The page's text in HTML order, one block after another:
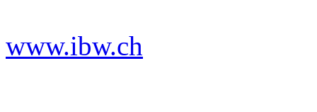
www.ibw.ch